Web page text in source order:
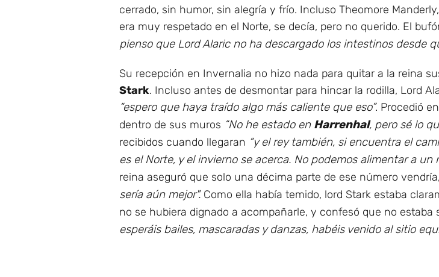
cerrado, sin humor, sin alegría y frío. Incluso Theomore
era muy respetado en el Norte, se decía, pero no querido. El
pienso que Lord Alaric no ha descargado los intestinos desde
Su recepción en Invernalia no hizo nada para quitar a la reina
Stark. Incluso antes de desmontar para hincar la rodilla, Lord
“espero que haya traído algo más caliente que eso”. Procedió
dentro de sus muros “No he estado en Harrenhal, pero sé lo
recibidos cuando llegaran “y el rey también, si encuentra el
es el Norte, y el invierno se acerca. No podemos alimentar a un
reina aseguró que solo una décima parte de ese número
sería aún mejor". Como ella había temido, lord Stark estaba
no se hubiera dignado a acompañarle, y confesó que no
esperáis bailes, mascaradas y danzas, habéis venido al sitio